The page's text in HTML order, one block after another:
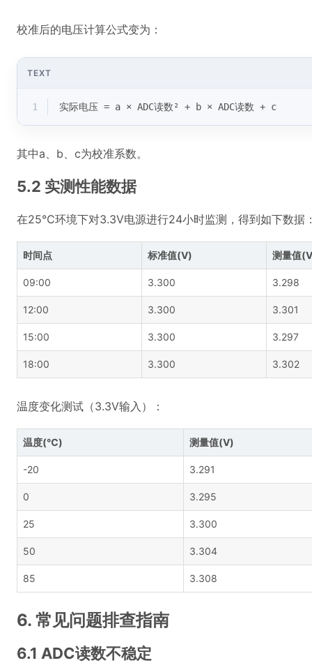
校准后的电压计算公式变为：
TEXT
1 实际电压 = a × ADC读数² + b × ADC读数 + c
其中a、b、c为校准系数。
5.2 实测性能数据
在25℃环境下对3.3V电源进行24小时监测，得到如下数据
时间点 标准值(V) 测量值
09:00 3.300 3.298
12:00 3.300 3.301
15:00 3.300 3.297
18:00 3.300 3.302
温度变化测试（3.3V输入）：
温度(℃) 测量值(V)
-20 3.291
0 3.295
25 3.300
50 3.304
85 3.308
6. 常见问题排查指南
6.1 ADC读数不稳定